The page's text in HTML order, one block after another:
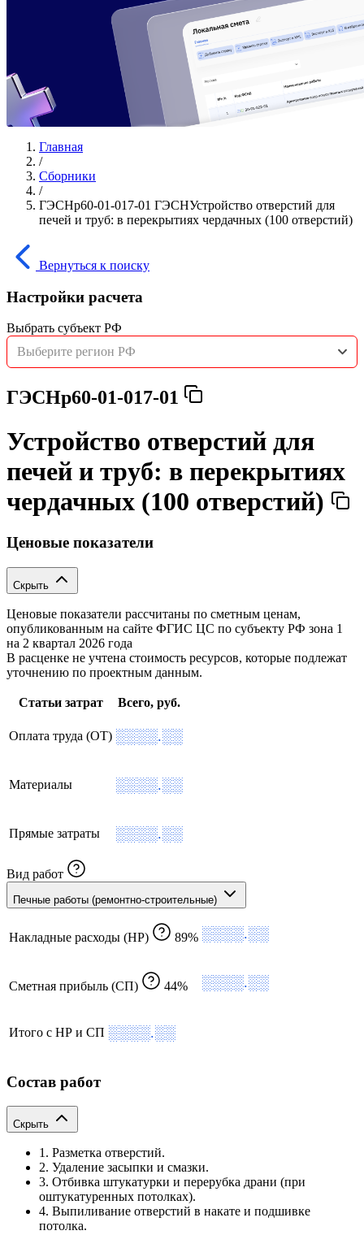
Главная
/
Сборники
/
ГЭСНр60-01-017-01 ГЭСНУстройство отверстий для
печей и труб: в перекрытиях чердачных (100 отверстий)
Вернуться к поиску
Настройки расчета
Выбрать субъект РФ
Выберите регион РФ
ГЭСНр60-01-017-01
Устройство отверстий для
печей и труб: в перекрытиях
чердачных (100 отверстий)
Ценовые показатели
Скрыть
Ценовые показатели рассчитаны по сметным ценам,
опубликованным на сайте ФГИС ЦС по субъекту РФ зона 1
на 2 квартал 2026 года
В расценке не учтена стоимость ресурсов, которые подлежат
уточнению по проектным данным.
Статьи затрат Всего, руб.
Оплата труда (ОТ) ░░░░.░░
Материалы ░░░░.░░
Прямые затраты ░░░░.░░
Вид работ
Печные работы (ремонтно-строительные)
Накладные расходы (НР) 89% ░░░░.░░
Сметная прибыль (СП) 44% ░░░░.░░
Итого с НР и СП ░░░░.░░
Состав работ
Скрыть
1. Разметка отверстий.
2. Удаление засыпки и смазки.
3. Отбивка штукатурки и перерубка драни (при
оштукатуренных потолках).
4. Выпиливание отверстий в накате и подшивке
потолка.